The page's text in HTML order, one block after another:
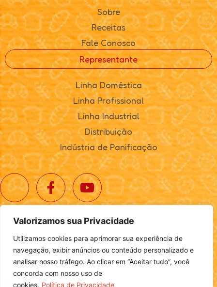
Valorizamos sua Privacidade
Utilizamos cookies para aprimorar sua experiência de
navegação, exibir anúncios ou conteúdo personalizado e
analisar nosso tráfego. Ao clicar em “Aceitar tudo”, você
concorda com nosso uso de
cookies. Política de Privacidade
Sobre
Receitas
Fale Conosco
Representante
Linha Doméstica
Linha Profissional
Linha Industrial
Distribuição
Indústria de Panificação
© 2025. Realta Alimentos. Todos os direitos reservados.
Política de Privacidade|Definições de Cookies